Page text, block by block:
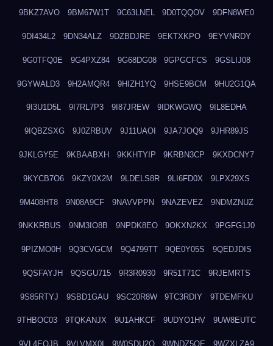
9BKZ7AVO 9BM67W1T 9C63LNEL 9D0TQQOV 9DFN8WE0
9DI434L2 9DN34ALZ 9DZBDJRE 9EKTXKPO 9EYVNRDY
9G0TFQ0E 9G4PXZ84 9G68DG08 9GPGCFCS 9GSLIJ08
9GYWALD3 9H2AMQR4 9HIZH1YQ 9HSE9BCM 9HU2G1QA
9I3U1D5L 9I7RL7P3 9I87JREW 9IDKWGWQ 9IL8EDHA
9IQBZSXG 9J0ZRBUV 9J11UAOI 9JA7JOQ9 9JHR89JS
9JKLGY5E 9KBAABXH 9KKHTYIP 9KRBN3CP 9KXDCNY7
9KYCB7O6 9KZY0X2M 9LDELS8R 9LI6FD0X 9LPX29XS
9M408HT8 9N08A9CF 9NAVVPPN 9NAZEVEZ 9NDMZNUZ
9NKKRBUS 9NM3IO8B 9NPDK8EO 9OKXN2KX 9PGFG1J0
9PIZMO0H 9Q3CVGCM 9Q4799TT 9QE0Y05S 9QEDJDIS
9QSFAYJH 9QSGU715 9R3R0930 9R51T71C 9RJEMRTS
9S85RTYJ 9SBD1GAU 9SC20R8W 9TC3RDIY 9TDEMFKU
9THBOC03 9TQKANJX 9U1AHKCF 9UDYO1HV 9UW8EUTC
9VL4EOJB 9VLVMX0I 9W0SDU2O 9WNDZ5OE 9WZXLZA9